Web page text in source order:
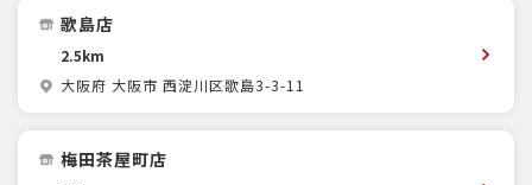
歌島店
2.5km
大阪府 大阪市 西淀川区歌島3-3-11
梅田茶屋町店